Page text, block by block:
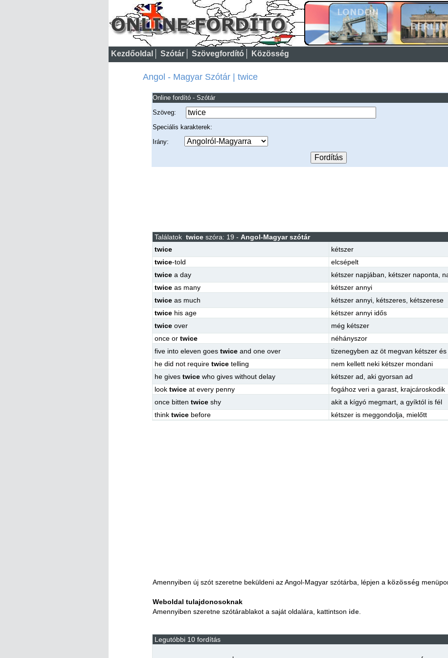
Kezdőoldal Szótár Szövegfordító Közösség
Angol - Magyar Szótár | twice
Online fordító - Szótár
Szöveg:
Speciális karakterek:
Irány:
Találatok twice szóra: 19 - Angol-Magyar szótár
twice
kétszer
twice-told
elcsépelt
twice a day kétszer napjában kétszer naponta
twice as many
kétszer annyi
twice as much kétszer annyi kétszeres kétszerese
twice his age
kétszer annyi idős
twice over
még kétszer
once or twice
néhányszor
five into eleven goes twice and one over
tizenegyben az öt megvan kétszer
he did not require twice telling
nem kellett neki kétszer mondani
he gives twice who gives without delay
kétszer ad, aki gyorsan ad
look twice at every penny fogához veri a garast krajcároskodik
once bitten twice shy
akit a kígyó megmart, a gyíktól is fél
think twice before kétszer is meggondolja, mielőtt
Amennyiben új szót szeretne beküldeni az Angol-Magyar szótárba, lépjen a közösség
Weboldal tulajdonosoknak
Amennyiben szeretne szótárablakot a saját oldalára, kattintson ide
Legutóbbi 10 fordítás